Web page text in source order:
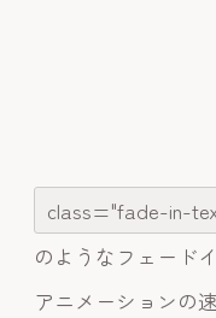
class="fade-in-
のようなフェード
アニメーションの